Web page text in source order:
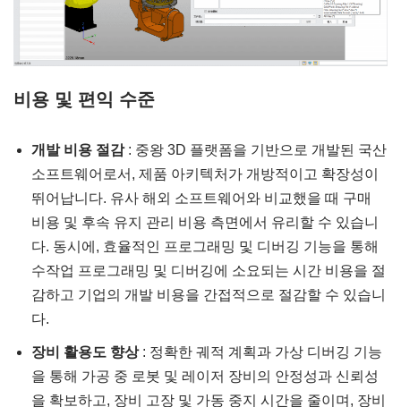
비용 및 편익 수준
개발 비용 절감: 중왕 3D 플랫폼을 기반으로 개발된 국산
소프트웨어로서, 제품 아키텍처가 개방적이고 확장성이
뛰어납니다. 유사 해외 소프트웨어와 비교했을 때 구매
비용 및 후속 유지 관리 비용 측면에서 유리할 수 있습니
다. 동시에, 효율적인 프로그래밍 및 디버깅 기능을 통해
수작업 프로그래밍 및 디버깅에 소요되는 시간 비용을 절
감하고 기업의 개발 비용을 간접적으로 절감할 수 있습니
다.
장비 활용도 향상: 정확한 궤적 계획과 가상 디버깅 기능
을 통해 가공 중 로봇 및 레이저 장비의 안정성과 신뢰성
을 확보하고, 장비 고장 및 가동 중지 시간을 줄이며, 장비